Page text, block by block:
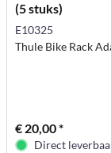
(5 stuks)
E10325
Thule Bike Rack
€ 20,00 *
Direct